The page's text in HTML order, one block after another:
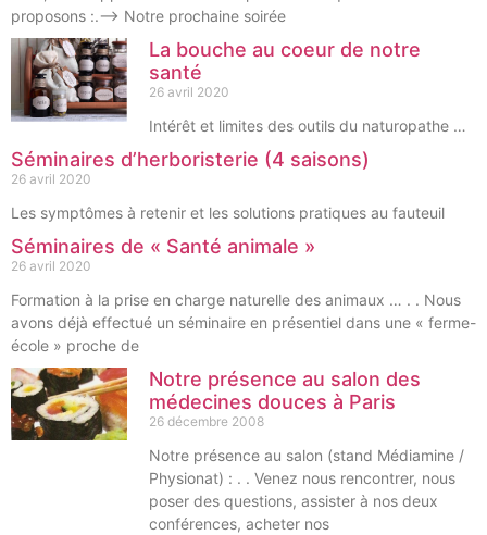
proposons :.–> Notre prochaine soirée
La bouche au coeur de notre
santé
26 avril 2020
Intérêt et limites des outils du naturopathe …
Séminaires d’herboristerie (4 saisons)
26 avril 2020
Les symptômes à retenir et les solutions pratiques au fauteuil
Séminaires de « Santé animale »
26 avril 2020
Formation à la prise en charge naturelle des animaux … . . Nous
avons déjà effectué un séminaire en présentiel dans une « ferme-
école » proche de
Notre présence au salon des
médecines douces à Paris
26 décembre 2008
Notre présence au salon (stand Médiamine /
Physionat) : . . Venez nous rencontrer, nous
poser des questions, assister à nos deux
conférences, acheter nos